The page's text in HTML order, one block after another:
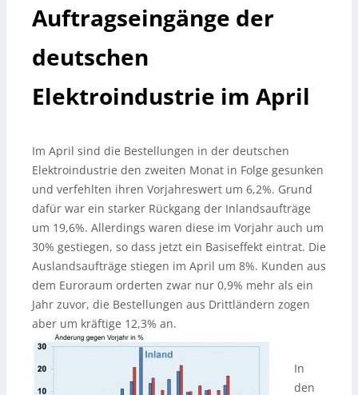
Auftragseingänge der
deutschen
Elektroindustrie im April
Im April sind die Bestellungen in der deutschen
Elektroindustrie den zweiten Monat in Folge gesunken
und verfehlten ihren Vorjahreswert um 6,2%. Grund
dafür war ein starker Rückgang der Inlandsaufträge
um 19,6%. Allerdings waren diese im Vorjahr auch um
30% gestiegen, so dass jetzt ein Basiseffekt eintrat. Die
Auslandsaufträge stiegen im April um 8%. Kunden aus
dem Euroraum orderten zwar nur 0,9% mehr als ein
Jahr zuvor, die Bestellungen aus Drittländern zogen
aber um kräftige 12,3% an.
In
den